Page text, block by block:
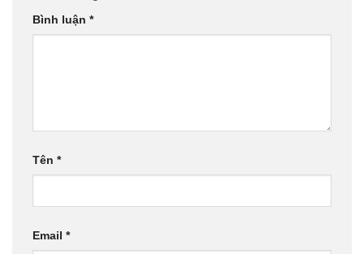
Bình luận *
Tên *
Email *